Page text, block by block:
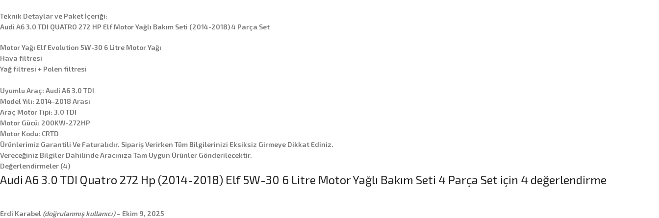
Teknik Detaylar ve Paket İçeriği:
Audi A6 3.0 TDI QUATRO 272 HP Elf Motor Yağlı Bakım Seti (2014-2018) 4 Parça Set
Motor Yağı Elf Evolution 5W-30 6 Litre Motor Yağı
Hava filtresi
Yağ filtresi + Polen filtresi
Uyumlu Araç: Audi A6 3.0 TDI
Model Yılı: 2014-2018 Arası
Araç Motor Tipi: 3.0 TDI
Motor Gücü: 200KW-272HP
Motor Kodu: CRTD
Ürünlerimiz Garantili Ve Faturalıdır. Sipariş Verirken Tüm Bilgilerinizi Eksiksiz Girmeye Dikkat Ediniz.
Vereceğiniz Bilgiler Dahilinde Aracınıza Tam Uygun Ürünler Gönderilecektir.
Değerlendirmeler (4)
Audi A6 3.0 TDI Quatro 272 Hp (2014-2018) Elf 5W-30 6 Litre Motor Yağlı Bakım Seti 4 Parça Set için 4 değerlendirme
Erdi Karabel (doğrulanmış kullanıcı) – Ekim 9, 2025